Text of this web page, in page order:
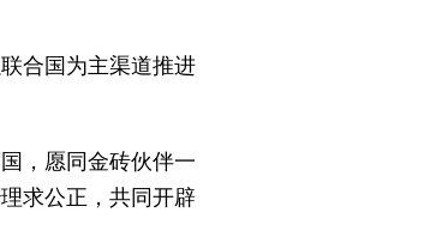
合国为主渠道推进
，愿同金砖伙伴一
求公正，共同开辟